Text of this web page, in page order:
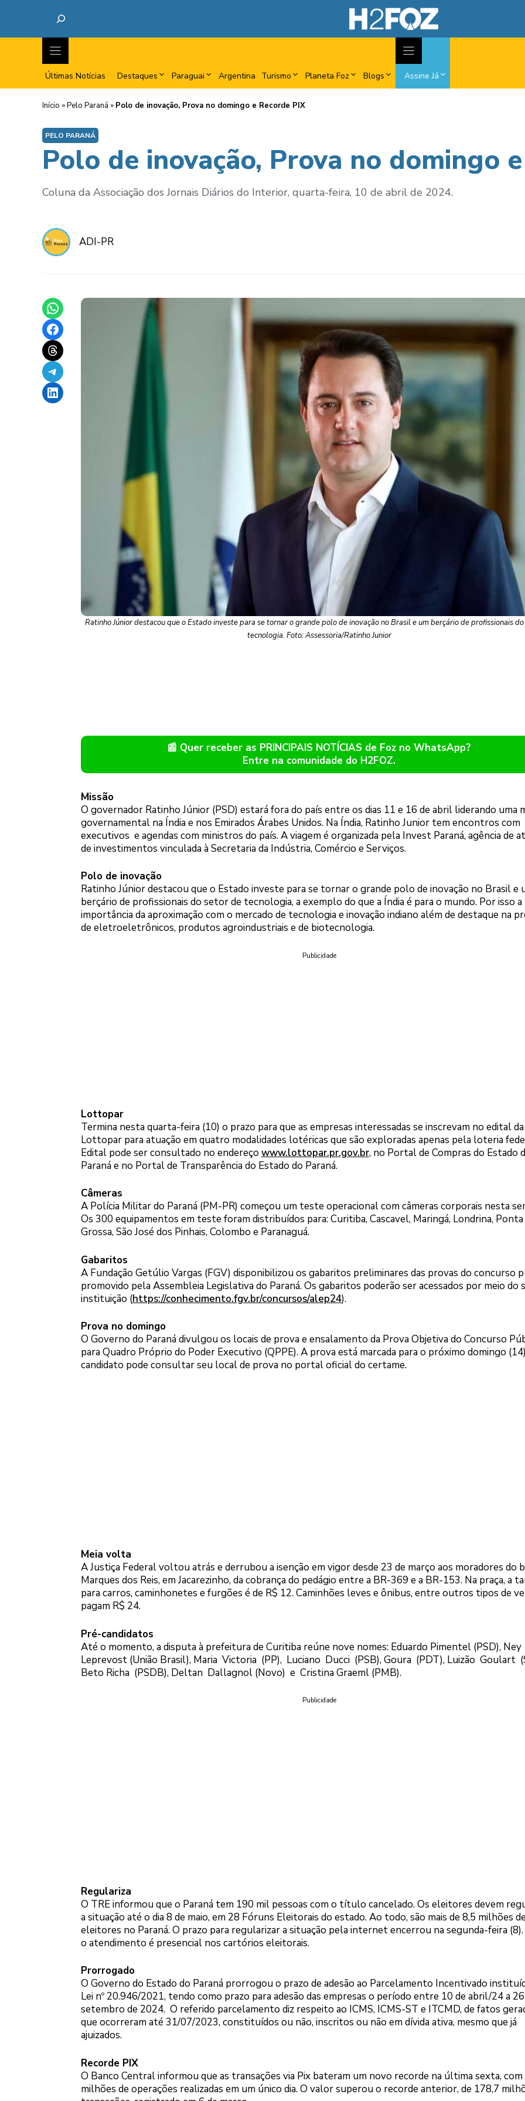
Últimas Notícias Destaques Paraguai Argentina Turismo Planeta Foz Blogs Assine Já
Início »Pelo Paraná » Polo de inovação, Prova no domingo e Recorde PIX
PELO PARANÁ
Polo de inovação, Prova no domingo
Coluna da Associação dos Jornais Diários do Interior, quarta-feira, 10 de abril de 2024.
ADI-PR
Share on WhatsApp
Share on Facebook
Share on Threads
Share on Telegram
Share on LinkedIn
Ratinho Júnior destacou que o Estado investe para se tornar o grande polo de inovação no Brasil e um berçário de profissionais
tecnologia. Foto: Assessoria/Ratinho Junior
📰 Quer receber as PRINCIPAIS NOTÍCIAS de Foz no WhatsApp?
Entre na comunidade do H2FOZ.
Missão
O governador Ratinho Júnior (PSD) estará fora do país entre os dias 11 e 16 de abril liderando uma
governamental na Índia e nos Emirados Árabes Unidos. Na Índia, Ratinho Junior tem encontros com
executivos e agendas com ministros do país. A viagem é organizada pela Invest Paraná, agência de
de investimentos vinculada à Secretaria da Indústria, Comércio e Serviços.
Polo de inovação
Ratinho Júnior destacou que o Estado investe para se tornar o grande polo de inovação no Brasil e
berçário de profissionais do setor de tecnologia, a exemplo do que a Índia é para o mundo. Por isso a
importância da aproximação com o mercado de tecnologia e inovação indiano além de destaque na
de eletroeletrônicos, produtos agroindustriais e de biotecnologia.
Publicidade
Lottopar
Termina nesta quarta-feira (10) o prazo para que as empresas interessadas se inscrevam no edital da
Lottopar para atuação em quatro modalidades lotéricas que são exploradas apenas pela loteria
Edital pode ser consultado no endereço www.lottopar.pr.gov.br, no Portal de Compras do Estado
Paraná e no Portal de Transparência do Estado do Paraná.
Câmeras
A Polícia Militar do Paraná (PM-PR) começou um teste operacional com câmeras corporais nesta
Os 300 equipamentos em teste foram distribuídos para: Curitiba, Cascavel, Maringá, Londrina, Ponta
Grossa, São José dos Pinhais, Colombo e Paranaguá.
Gabaritos
A Fundação Getúlio Vargas (FGV) disponibilizou os gabaritos preliminares das provas do concurso
promovido pela Assembleia Legislativa do Paraná. Os gabaritos poderão ser acessados por meio do
instituição (https://conhecimento.fgv.br/concursos/alep24).
Prova no domingo
O Governo do Paraná divulgou os locais de prova e ensalamento da Prova Objetiva do Concurso
para Quadro Próprio do Poder Executivo (QPPE). A prova está marcada para o próximo domingo
candidato pode consultar seu local de prova no portal oficial do certame.
Meia volta
A Justiça Federal voltou atrás e derrubou a isenção em vigor desde 23 de março aos moradores do
Marques dos Reis, em Jacarezinho, da cobrança do pedágio entre a BR-369 e a BR-153. Na praça, a
para carros, caminhonetes e furgões é de R$ 12. Caminhões leves e ônibus, entre outros tipos de
pagam R$ 24.
Pré-candidatos
Até o momento, a disputa à prefeitura de Curitiba reúne nove nomes: Eduardo Pimentel (PSD), Ney
Leprevost (União Brasil), Maria Victoria (PP), Luciano Ducci (PSB), Goura (PDT), Luizão Goulart
Beto Richa (PSDB), Deltan Dallagnol (Novo) e Cristina Graeml (PMB).
Publicidade
Regulariza
O TRE informou que o Paraná tem 190 mil pessoas com o título cancelado. Os eleitores devem
a situação até o dia 8 de maio, em 28 Fóruns Eleitorais do estado. Ao todo, são mais de 8,5 milhões de
eleitores no Paraná. O prazo para regularizar a situação pela internet encerrou na segunda-feira
o atendimento é presencial nos cartórios eleitorais.
Prorrogado
O Governo do Estado do Paraná prorrogou o prazo de adesão ao Parcelamento Incentivado
Lei nº 20.946/2021, tendo como prazo para adesão das empresas o período entre 10 de abril/24 a
setembro de 2024. O referido parcelamento diz respeito ao ICMS, ICMS-ST e ITCMD, de fatos
que ocorreram até 31/07/2023, constituídos ou não, inscritos ou não em dívida ativa, mesmo que já
ajuizados.
Recorde PIX
O Banco Central informou que as transações via Pix bateram um novo recorde na última sexta, com
milhões de operações realizadas em um único dia. O valor superou o recorde anterior, de 178,7